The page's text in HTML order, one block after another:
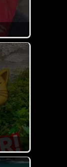
Augen, wenn
die gerne